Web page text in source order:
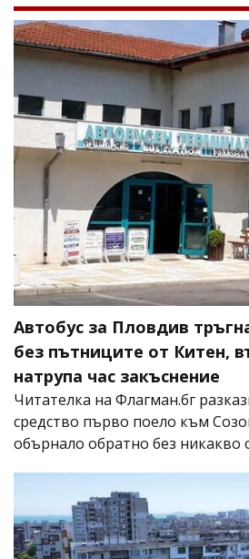
Автобус за Пловдив
без пътниците от Китен,
натрупа час закъснение
Читателка на Флагман.бг
средство първо поело към
обърнало обратно без никакво